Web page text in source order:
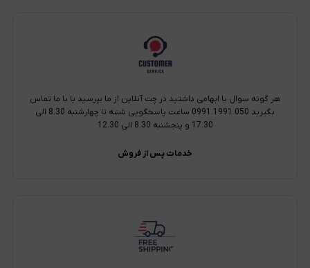
هر گونه سوال یا ابهامی داشتید در چت آنلاین از ما بپرسید یا با ما تماس
بگیرید 0991.1991.050 ساعت پاسخگویی شنبه تا چهارشنبه 8.30 الی
17.30 و پنجشنبه 8.30 الی 12.30
خدمات پس از فروش